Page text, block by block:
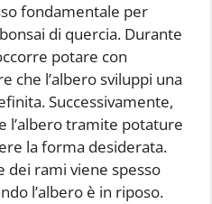
fondamentale per
di quercia. Durante
potare con
che l’albero sviluppi una
Successivamente,
l’albero tramite potature
la forma desiderata.
dei rami viene spesso
l’albero è in riposo.